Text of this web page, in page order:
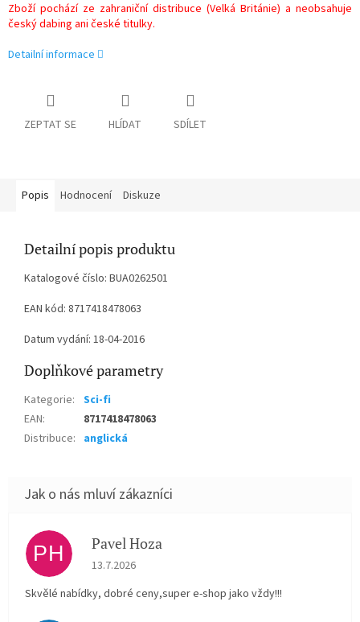
Zboží pochází ze zahraniční distribuce (Velká Británie) a neobsahuje
český dabing ani české titulky.
Detailní informace
ZEPTAT SE HLÍDAT SDÍLET
Popis Hodnocení Diskuze
Detailní popis produktu
Katalogové číslo: BUA0262501
EAN kód: 8717418478063
Datum vydání: 18-04-2016
Doplňkové parametry
Kategorie: Sci-fi
EAN:
8717418478063
Distribuce: anglická
PH Pavel Hoza
Hodnocení obchodu je 5 z 5 hvězdiček.
13.7.2026
Skvělé nabídky, dobré ceny,super e-shop jako vždy!!!